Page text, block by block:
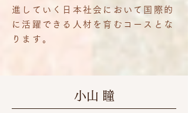
進していく日本社会において国際的
に活躍できる人材を育むコースとな
ります。
小山 瞳